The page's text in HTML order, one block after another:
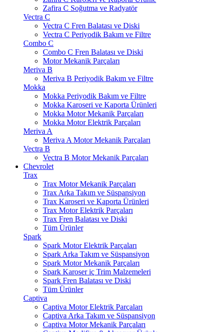
Zafira C Soğutma ve Radyatör
Vectra C
Vectra C Fren Balatası ve Diski
Vectra C Periyodik Bakım ve Filtre
Combo C
Combo C Fren Balatası ve Diski
Motor Mekanik Parçaları
Meriva B
Meriva B Periyodik Bakım ve Filtre
Mokka
Mokka Periyodik Bakım ve Filtre
Mokka Karoseri ve Kaporta Ürünleri
Mokka Motor Mekanik Parçaları
Mokka Motor Elektrik Parçaları
Meriva A
Meriva A Motor Mekanik Parçaları
Vectra B
Vectra B Motor Mekanik Parçaları
Chevrolet
Trax
Trax Motor Mekanik Parçaları
Trax Arka Takım ve Süspansiyon
Trax Karoseri ve Kaporta Ürünleri
Trax Motor Elektrik Parçaları
Trax Fren Balatası ve Diski
Tüm Ürünler
Spark
Spark Motor Elektrik Parçaları
Spark Arka Takım ve Süspansiyon
Spark Motor Mekanik Parçaları
Spark Karoser iç Trim Malzemeleri
Spark Fren Balatası ve Diski
Tüm Ürünler
Captiva
Captiva Motor Elektrik Parçaları
Captiva Arka Takım ve Süspansiyon
Captiva Motor Mekanik Parçaları